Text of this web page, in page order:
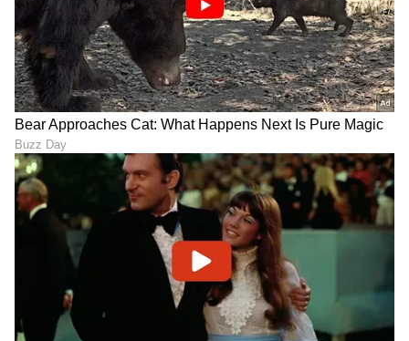
6
Image Credit :
ಕೊಡೈಕೆನಾಲ್ (Kodaikanal)
ಕೊಡೈಕೆನಾಲ್ (Kodaikanal)
ತಮಿಳುನಾಡಿನ ಪಳನಿ ಬೆಟ್ಟಗಳಲ್ಲಿರುವ ಇದನ್ನು 'ಗಿರಿಧಾಮಗಳ
ರಾಜಕುಮಾರಿ' ಎನ್ನಲಾಗುತ್ತದೆ. ಇಲ್ಲಿನ ಪೈನ್ ಕಾಡುಗಳು,
ನಕ್ಷತ್ರಾಕಾರದ ಸರೋವರ ಮತ್ತು ಕೋಕರ್ಸ್ ವಾಕ್‌ನಂತಹ
ವೀಕ್ಷಣಾ ತಾಣಗಳು ಎಂತವರನ್ನೂ ಮಂತ್ರಮುಗ್ಧಗೊಳಿಸುತ್ತವೆ.